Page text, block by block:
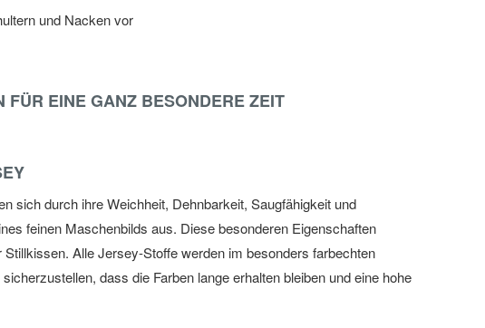
und Nacken vor
FÜR EINE GANZ BESONDERE ZEIT
sich durch ihre Weichheit, Dehnbarkeit, Saugfähigkeit und
feinen Maschenbilds aus. Diese besonderen Eigenschaften
Alle Jersey-Stoffe werden im besonders farbechten
dass die Farben lange erhalten bleiben und eine hohe